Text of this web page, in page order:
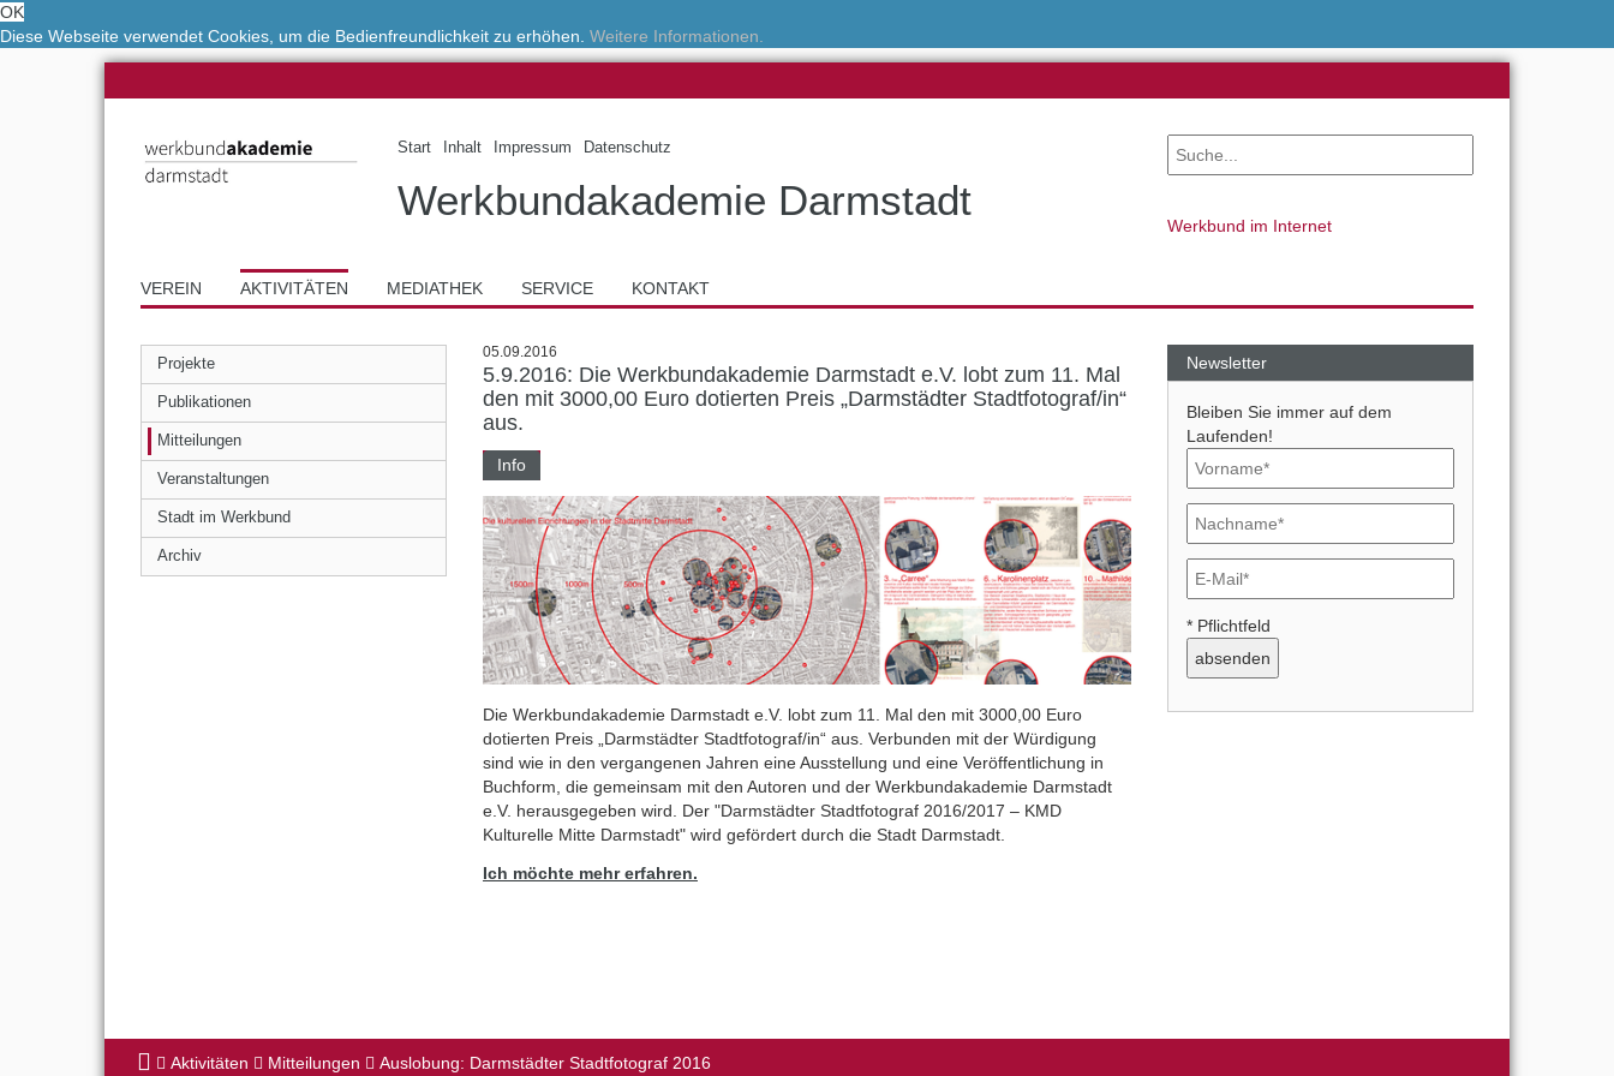
OK
Diese Webseite verwendet Cookies, um die Bedienfreundlichkeit zu erhöhen. Weitere Informationen.
Start Inhalt Impressum Datenschutz
Werkbundakademie Darmstadt
Werkbund im Internet
VEREIN AKTIVITÄTEN MEDIATHEK SERVICE KONTAKT
Projekte
Publikationen
Mitteilungen
Veranstaltungen
Stadt im Werkbund
Archiv
05.09.2016
5.9.2016: Die Werkbundakademie Darmstadt e.V. lobt zum 11. Mal
den mit 3000,00 Euro dotierten Preis „Darmstädter Stadtfotograf/in“
aus.
Info
Die Werkbundakademie Darmstadt e.V. lobt zum 11. Mal den mit 3000,00 Euro
dotierten Preis „Darmstädter Stadtfotograf/in“ aus. Verbunden mit der Würdigung
sind wie in den vergangenen Jahren eine Ausstellung und eine Veröffentlichung in
Buchform, die gemeinsam mit den Autoren und der Werkbundakademie Darmstadt
e.V. herausgegeben wird. Der "Darmstädter Stadtfotograf 2016/2017 – KMD
Kulturelle Mitte Darmstadt" wird gefördert durch die Stadt Darmstadt.
Ich möchte mehr erfahren.
Newsletter
Bleiben Sie immer auf dem
Laufenden!
* Pflichtfeld
Aktivitäten Mitteilungen Auslobung: Darmstädter Stadtfotograf 2016